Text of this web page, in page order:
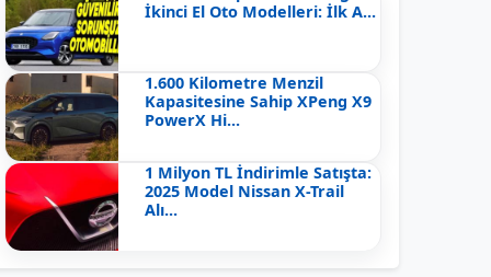
İkinci El Oto Modelleri: İlk A...
1.600 Kilometre Menzil
Kapasitesine Sahip XPeng X9
PowerX Hi...
1 Milyon TL İndirimle Satışta:
2025 Model Nissan X-Trail
Alı...